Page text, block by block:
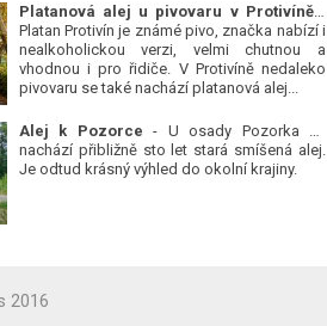
Platanová alej u pivovaru v Protivíně-
Platan Protivín je známé pivo, značka nabízí i
nealkoholickou verzi, velmi chutnou a
vhodnou i pro řidiče. V Protivíně nedaleko
pivovaru se také nachází platanová alej...
Alej k Pozorce - U osady Pozorka se
nachází přibližně sto let stará smíšená alej.
Je odtud krásný výhled do okolní krajiny.
2016